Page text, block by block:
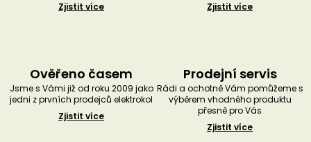
Zjistit více
Zjistit více
Ověřeno časem
Jsme s Vámi již od roku 2009 jako
jedni z prvních prodejců elektrokol
Zjistit více
Prodejní servis
Rádi a ochotně Vám pomůžeme s
výběrem vhodného produktu
přesně pro Vás
Zjistit více